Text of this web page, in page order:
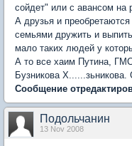
сойдет" или с авансом на
А друзья и
семьями дружить и
мало таких людей у
А то все хаим Путина,
Бузникова Х......зьникова.
Сообщение
Подольчанин
13 Nov 2008